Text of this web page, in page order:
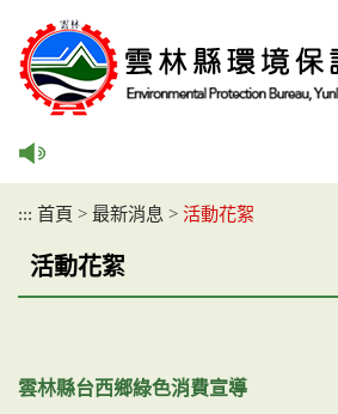
::: 首頁 > 最新消息 > 活動花絮
活動花絮
雲林縣台西鄉綠色消費宣導